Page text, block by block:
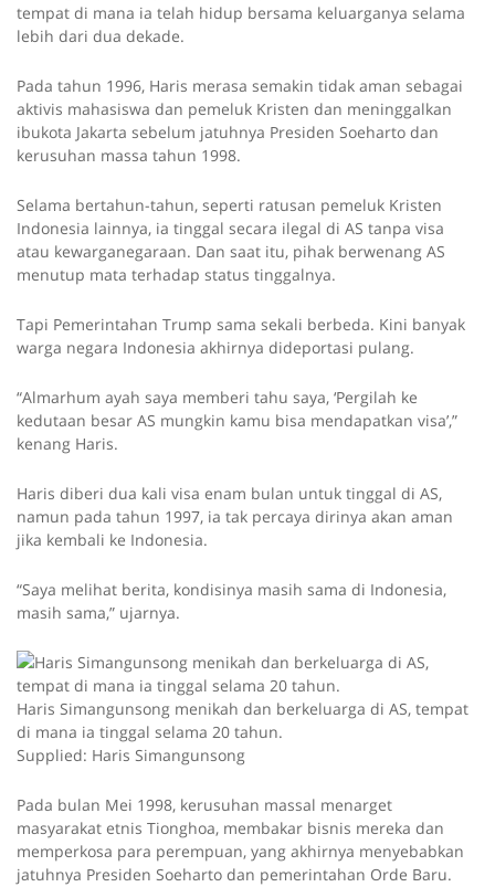
tempat di mana ia telah hidup bersama keluarganya selama
lebih dari dua dekade.
Pada tahun 1996, Haris merasa semakin tidak aman sebagai
aktivis mahasiswa dan pemeluk Kristen dan meninggalkan
ibukota Jakarta sebelum jatuhnya Presiden Soeharto dan
kerusuhan massa tahun 1998.
Selama bertahun-tahun, seperti ratusan pemeluk Kristen
Indonesia lainnya, ia tinggal secara ilegal di AS tanpa visa
atau kewarganegaraan. Dan saat itu, pihak berwenang AS
menutup mata terhadap status tinggalnya.
Tapi Pemerintahan Trump sama sekali berbeda. Kini banyak
warga negara Indonesia akhirnya dideportasi pulang.
“Almarhum ayah saya memberi tahu saya, ‘Pergilah ke
kedutaan besar AS mungkin kamu bisa mendapatkan visa’,”
kenang Haris.
Haris diberi dua kali visa enam bulan untuk tinggal di AS,
namun pada tahun 1997, ia tak percaya dirinya akan aman
jika kembali ke Indonesia.
“Saya melihat berita, kondisinya masih sama di Indonesia,
masih sama,” ujarnya.
Haris Simangunsong menikah dan berkeluarga di AS, tempat
di mana ia tinggal selama 20 tahun.
Supplied: Haris Simangunsong
Pada bulan Mei 1998, kerusuhan massal menarget
masyarakat etnis Tionghoa, membakar bisnis mereka dan
memperkosa para perempuan, yang akhirnya menyebabkan
jatuhnya Presiden Soeharto dan pemerintahan Orde Baru.